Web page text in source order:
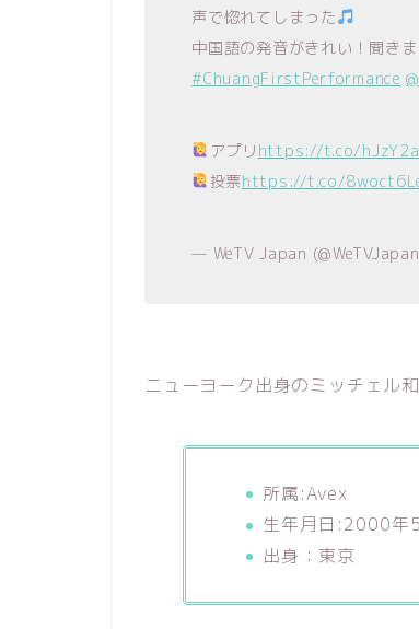
声で惚れてしまった
中国語の発音がきれい！聞きま
#ChuangFirstPerformance
アプリ https://t.co/
投票https://t.co/
— WeTV Japan
ニューヨーク出身のミッチェル
所属:Avex
生年月日:2000年
出身：東京